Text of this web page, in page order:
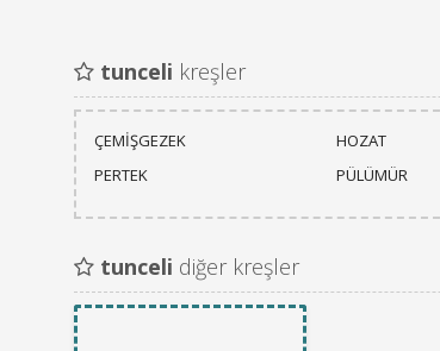
tunceli kreşler
ÇEMİŞGEZEK HOZAT
PERTEK
PÜLÜMÜR
tunceli diğer kreşler